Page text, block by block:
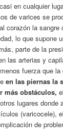
en cualquier
de varices se
corazón la
lo que supone
parte de la
las arterias y
fuerza que la
en las piernas la
más obstáculos,
lugares donde
(varicocele),
de